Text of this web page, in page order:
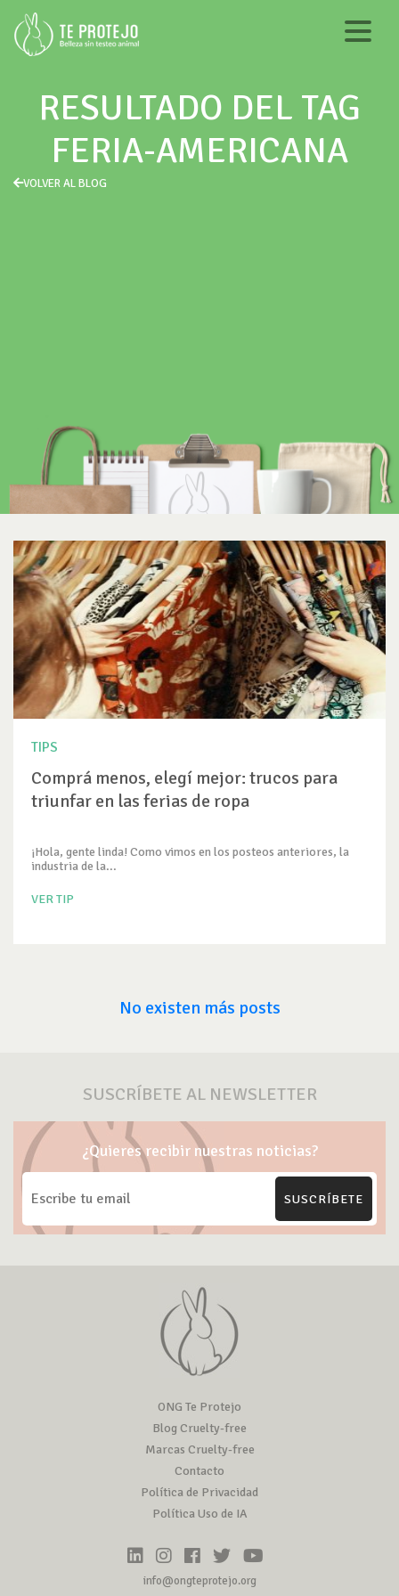
RESULTADO DEL TAG
FERIA-AMERICANA
VOLVER AL BLOG
TIPS
Comprá menos, elegí mejor: trucos para
triunfar en las ferias de ropa
¡Hola, gente linda! Como vimos en los posteos anteriores, la
industria de la...
VER TIP
No existen más posts
SUSCRÍBETE AL NEWSLETTER
¿Quieres recibir nuestras noticias?
SUSCRÍBETE
ONG Te Protejo
Blog Cruelty-free
Marcas Cruelty-free
Contacto
Política de Privacidad
Política Uso de IA
info@ongteprotejo.org